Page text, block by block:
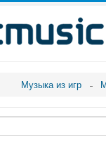
Музыка из игр